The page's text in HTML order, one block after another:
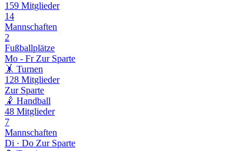
159 Mitglieder
14
Mannschaften
2
Fußballplätze
Mo - Fr Zur Sparte
🤸 Turnen
128 Mitglieder
Zur Sparte
🤾 Handball
48 Mitglieder
7
Mannschaften
Di · Do Zur Sparte